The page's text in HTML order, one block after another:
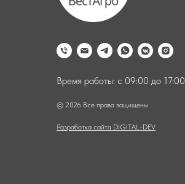
Время работы: с 09:00 до 17:00
© 2026 Все права защищены
Разработка сайта DIGITAL-DEV